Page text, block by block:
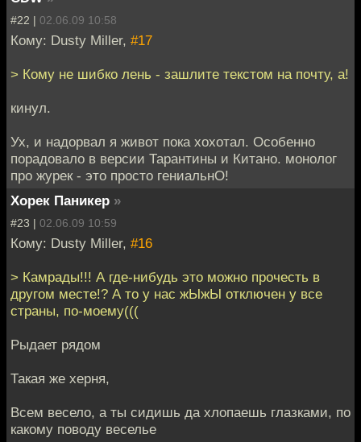
#22 | 02.06.09 10:58
Кому: Dusty Miller, #17
> Кому не шибко лень - зашлите текстом на почту, а!
кинул.
Ух, и надорвал я живот пока хохотал. Особенно
порадовало в версии Тарантины и Китано. монолог
про журек - это просто гениальнО!
Хорек Паникер »
#23 | 02.06.09 10:59
Кому: Dusty Miller, #16
> Камрады!!! А где-нибудь это можно прочесть в
другом месте!? А то у нас жЫжЫ отключен у все
страны, по-моему(((
Рыдает рядом
Такая же херня,
Всем весело, а ты сидишь да хлопаешь глазками, по
какому поводу веселье